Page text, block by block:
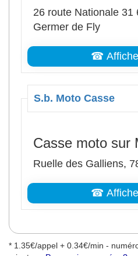
26 route Nationale 31
Germer de Fly
☎
S.b. Moto Casse
Casse moto sur
Ruelle des Galliens,
☎
* 1.35€/appel + 0.34€/min -